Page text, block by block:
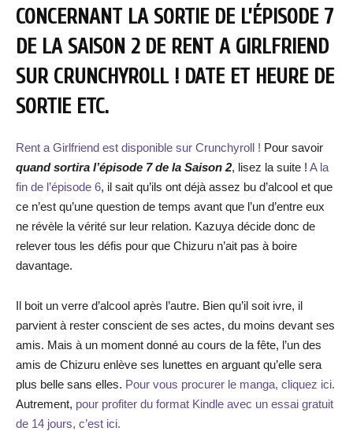
CONCERNANT LA SORTIE DE L’ÉPISODE 7
DE LA SAISON 2 DE RENT A GIRLFRIEND
SUR CRUNCHYROLL ! DATE ET HEURE DE
SORTIE ETC.
Rent a Girlfriend est disponible sur Crunchyroll ! Pour savoir
quand sortira l’épisode 7 de la Saison 2, lisez la suite ! A la
fin de l’épisode 6, il sait qu’ils ont déjà assez bu d’alcool et que
ce n’est qu’une question de temps avant que l’un d’entre eux
ne révèle la vérité sur leur relation. Kazuya décide donc de
relever tous les défis pour que Chizuru n’ait pas à boire
davantage.
Il boit un verre d’alcool après l’autre. Bien qu’il soit ivre, il
parvient à rester conscient de ses actes, du moins devant ses
amis. Mais à un moment donné au cours de la fête, l’un des
amis de Chizuru enlève ses lunettes en arguant qu’elle sera
plus belle sans elles. Pour vous procurer le manga, cliquez ici.
Autrement, pour profiter du format Kindle avec un essai gratuit
de 14 jours, c’est ici.